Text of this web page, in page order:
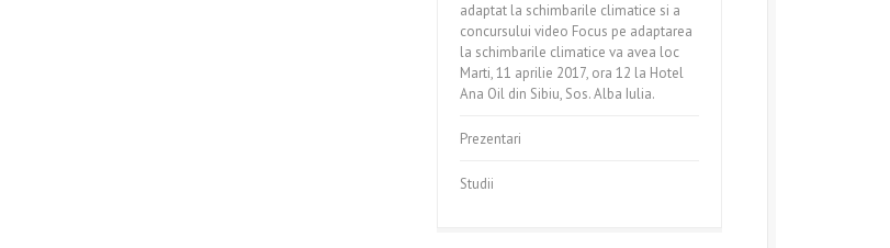
adaptat la schimbarile climatice si a
concursului video Focus pe adaptarea
la schimbarile climatice va avea loc
Marti, 11 aprilie 2017, ora 12 la Hotel
Ana Oil din Sibiu, Sos. Alba Iulia.
Prezentari
Studii